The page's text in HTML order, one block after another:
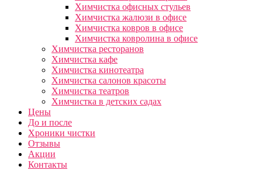
Химчистка офисных стульев
Химчистка жалюзи в офисе
Химчистка ковров в офисе
Химчистка ковролина в офисе
Химчистка ресторанов
Химчистка кафе
Химчистка кинотеатра
Химчистка салонов красоты
Химчистка театров
Химчистка в детских садах
Цены
До и после
Хроники чистки
Отзывы
Акции
Контакты